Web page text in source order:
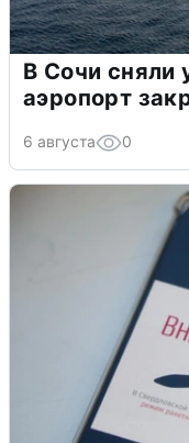
В Сочи сняли
аэропорт
6 августа 0